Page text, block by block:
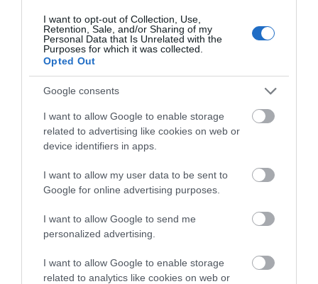
I want to opt-out of Collection, Use,
Retention, Sale, and/or Sharing of my
Personal Data that Is Unrelated with the
Purposes for which it was collected.
Opted Out
Google consents
I want to allow Google to enable storage
related to advertising like cookies on web or
device identifiers in apps.
I want to allow my user data to be sent to
Google for online advertising purposes.
I want to allow Google to send me
personalized advertising.
I want to allow Google to enable storage
related to analytics like cookies on web or
εξυπηρετήσουν τους κατοίκους και το
επιβατικό κοινό.
και οι δημοτικές αρχές.
Θα ήθελα να τοποθετηθούν επαυτού και οι
κάτοικοι / δημότες της Ραφήνας γιατί κατά τα
φαινόμενα αδρανούν. Ίσως να έχουν οδηγηθεί
σε μια εχθρότητα προς την επιβατική κίνηση
του λιμανιού λόγω του ότι όντως
φόρτο στο λιμάνι.